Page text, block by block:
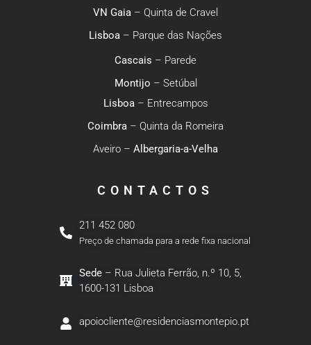
VN Gaia– Quinta de Cravel
Lisboa – Parque das Nações
Cascais – Parede
Montijo – Setúbal
Lisboa– Entrecampos
Coimbra – Quinta da Romeira
Aveiro – Albergaria-a-Velha
CONTACTOS
211 452 080
Preço de chamada para a rede fixa nacional
Sede– Rua Julieta Ferrão, n.º 10, 5,
1600-131 Lisboa
apoiocliente@residenciasmontepio.pt